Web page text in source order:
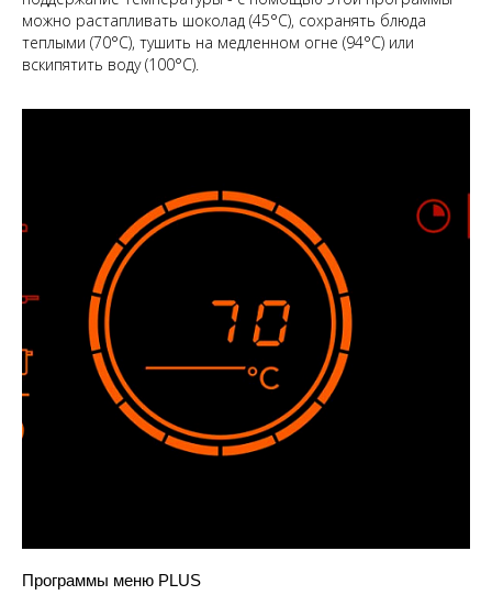
можно растапливать шоколад (45°C), сохранять блюда
теплыми (70°C), тушить на медленном огне (94°C) или
вскипятить воду (100°C).
Программы меню PLUS